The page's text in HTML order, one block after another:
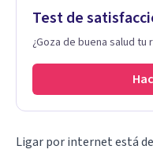
Test de
¿Goza de buena salud tu
Ligar por internet está